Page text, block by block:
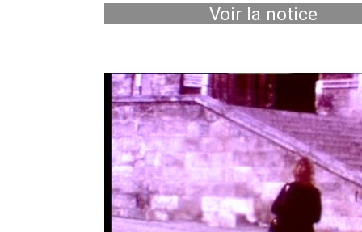
Voir la notice